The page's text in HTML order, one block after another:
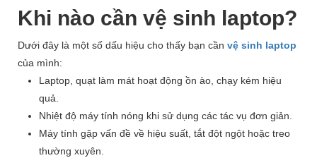
Khi nào cần vệ sinh laptop?
Dưới đây là một số dấu hiệu cho thấy bạn cần vệ sinh laptop
của mình:
Laptop, quạt làm mát hoạt động ồn ào, chạy kém hiệu
quả.
Nhiệt độ máy tính nóng khi sử dụng các tác vụ đơn giản.
Máy tính gặp vấn đề về hiệu suất, tắt đột ngột hoặc treo
thường xuyên.